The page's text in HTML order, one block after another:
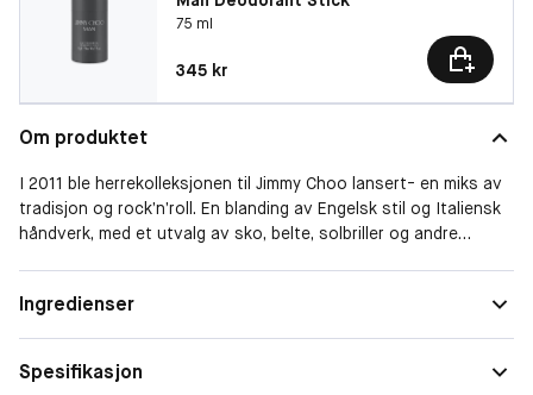
75 ml
Pris: 345 kr
345 kr
Om produktet
I 2011 ble herrekolleksjonen til Jimmy Choo lansert- en miks av
tradisjon og rock’n’roll. En blanding av Engelsk stil og Italiensk
håndverk, med et utvalg av sko, belte, solbriller og andre
av en lommelerke. Duften er frisk med styrken fra patsjuli.
Lavendel og mandarin åpner duften sammen med noter av
overraskende nten av annanasblader. Patsjuli, mokka og amber
Ingredienser
Spesifikasjon